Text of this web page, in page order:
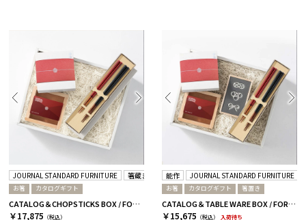
JOURNAL STANDARD FURNITURE 箸蔵まつかん
お箸 カタログギフト
CATALOG＆CHOPSTICKS BOX / FORMAL / 全3種 蘭
￥17,875 （税込）
能作 JOURNAL STANDARD FURNITURE
お箸 カタログギフト 箸置き
CATALOG＆TABLE WARE BOX / FORMAL / 全3種 桜
￥15,675 （税込） 入荷待ち